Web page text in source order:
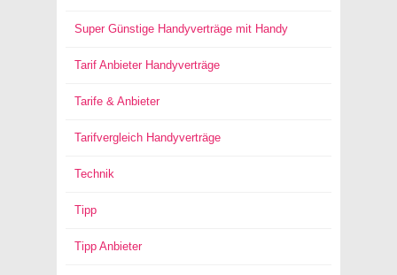
Super Günstige Handyverträge mit Handy
Tarif Anbieter Handyverträge
Tarife & Anbieter
Tarifvergleich Handyverträge
Technik
Tipp
Tipp Anbieter